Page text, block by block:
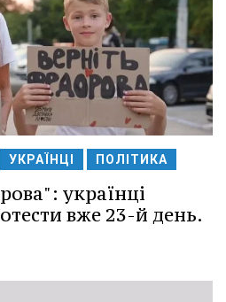
УКРАЇНЦІ ПОЛІТИКА
українці
вже 23-й день.